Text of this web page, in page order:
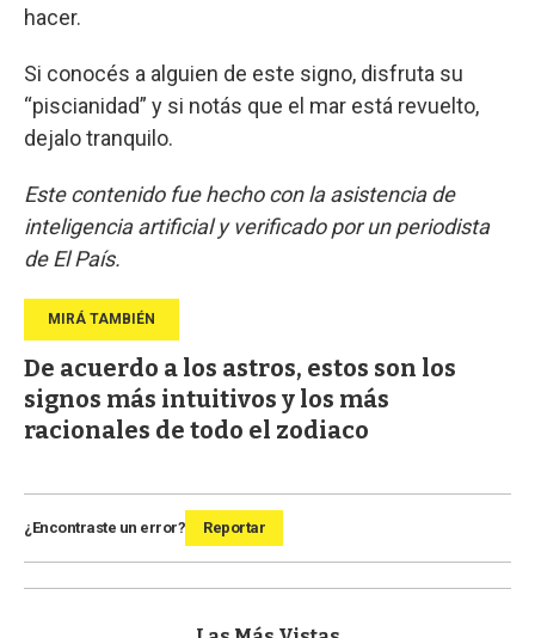
hacer.
Si conocés a alguien de este signo, disfruta su
“piscianidad” y si notás que el mar está revuelto,
dejalo tranquilo.
Este contenido fue hecho con la asistencia de
inteligencia artificial y verificado por un periodista
de El País.
De acuerdo a los astros, estos son los
signos más intuitivos y los más
racionales de todo el zodiaco
¿Encontraste un error? Reportar